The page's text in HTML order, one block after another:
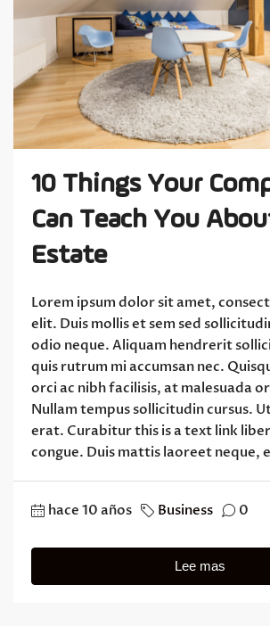
10 Things Your
Can Teach You
Estate
Lorem ipsum dolor sit amet,
elit. Duis mollis et sem sed
odio neque. Aliquam hendrerit
quis rutrum mi accumsan nec.
orci ac nibh facilisis, at malesuada
Nullam tempus sollicitudin cursus.
erat. Curabitur this is a text link
congue. Duis mattis laoreet neque,
hace 10 años Business 0
Lee mas